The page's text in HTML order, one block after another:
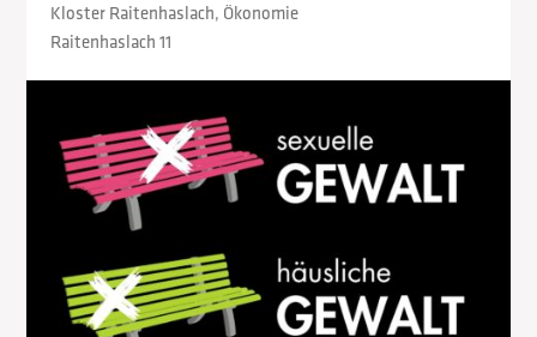
Kloster Raitenhaslach, Ökonomie
Raitenhaslach 11